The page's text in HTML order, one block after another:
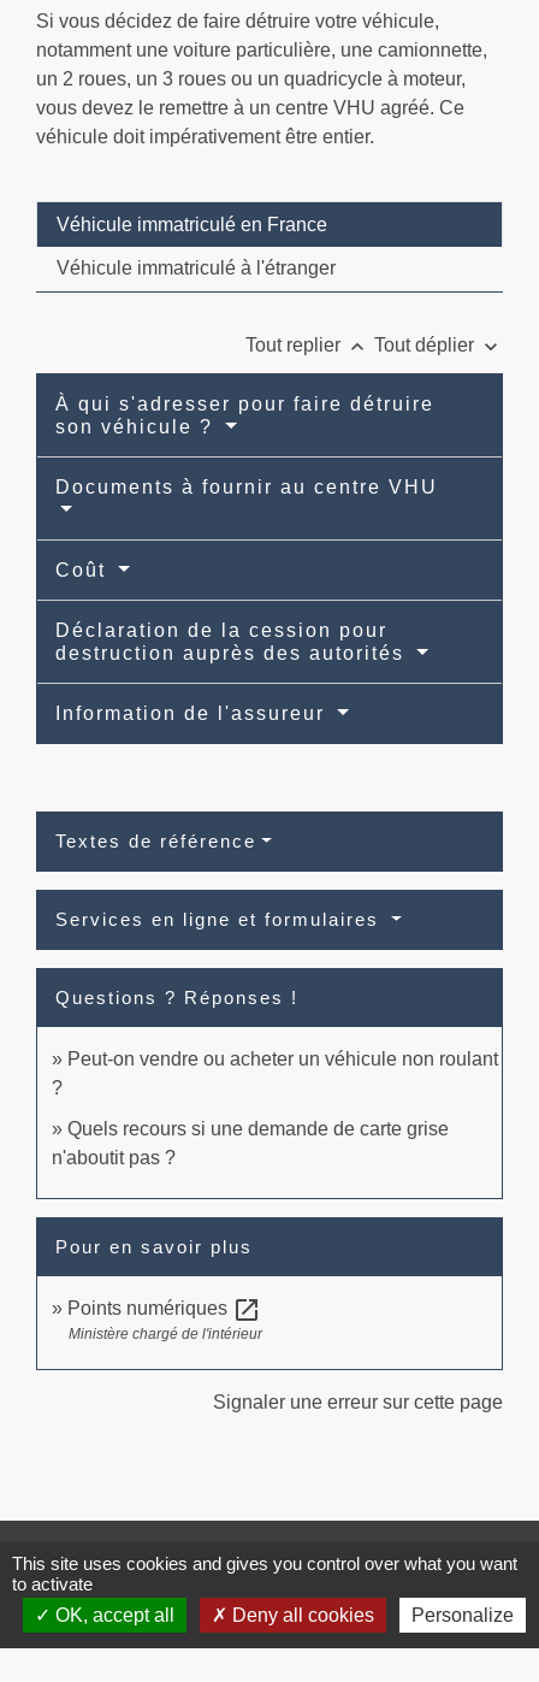
Si vous décidez de faire détruire votre véhicule,
notamment une voiture particulière, une camionnette,
un 2 roues, un 3 roues ou un quadricycle à moteur,
vous devez le remettre à un centre VHU agréé. Ce
véhicule doit impérativement être entier.
Véhicule immatriculé en France
Véhicule immatriculé à l'étranger
Tout replier keyboard_arrow_up Tout déplier keyboard_arrow_down
À qui s'adresser pour faire détruire
son véhicule ?
Documents à fournir au centre VHU
Coût
Déclaration de la cession pour
destruction auprès des autorités
Information de l'assureur
Textes de référence
Services en ligne et formulaires
Questions ? Réponses !
Peut-on vendre ou acheter un véhicule non roulant
?
Quels recours si une demande de carte grise
n'aboutit pas ?
Pour en savoir plus
Points numériques open_in_new
Ministère chargé de l'intérieur
Signaler une erreur sur cette page
Contacts
3 place de la Mairie
34190 Brissac - FRANCE
This site uses cookies and gives you control over what you want
to activate
OK, accept all
Deny all cookies Personalize